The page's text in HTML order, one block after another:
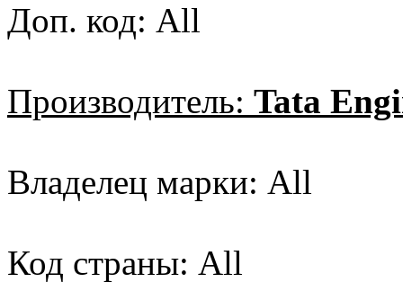
Доп. код: All
Производитель: Tata
Владелец марки: All
Код страны: All